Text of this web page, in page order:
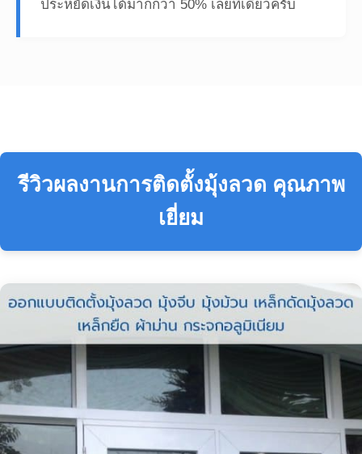
ประหยัดเงินได้มากกว่า 50% เลยทีเดียวครับ
รีวิวผลงานการติดตั้งมุ้งลวด คุณภาพ
เยี่ยม